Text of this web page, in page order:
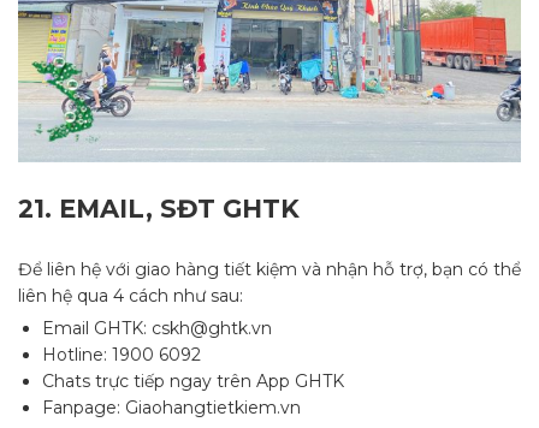
21. EMAIL, SĐT GHTK
Để liên hệ với giao hàng tiết kiệm và nhận hỗ trợ, bạn có thể
liên hệ qua 4 cách như sau:
Email GHTK: cskh@ghtk.vn
Hotline: 1900 6092
Chats trực tiếp ngay trên App GHTK
Fanpage: Giaohangtietkiem.vn